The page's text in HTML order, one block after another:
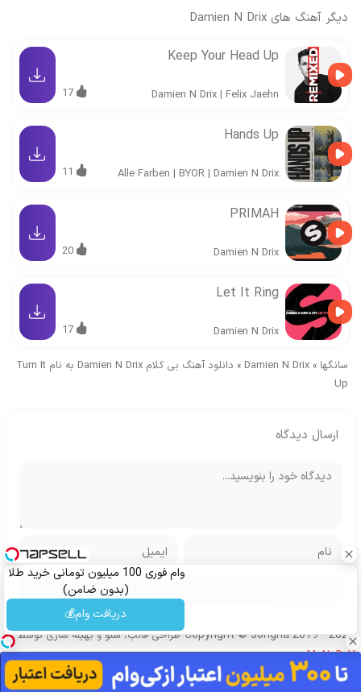
دیگر آهنگ های Damien N Drix
Keep Your Head Up
Damien N Drix | Felix Jaehn
17
Hands Up
Alle Farben | BYOR | Damien N Drix
11
PRIMAH
Damien N Drix
20
Let It Ring
Damien N Drix
17
سانگها »
Damien N Drix
»
دانلود آهنگ بی کلام Damien N Drix به نام Turn It
Up
ارسال دیدگاه
وام فوری 100 میلیون تومانی خرید طلا
(بدون ضامن)
دریافت وام💰
Copyright © songha 2019 - 2024 طراحی قالب، سئو و بهینه سازی توسط
MoNoDeV